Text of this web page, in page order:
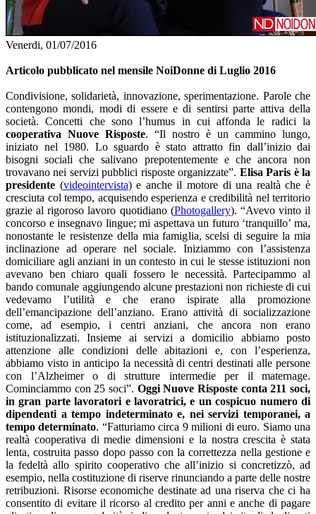
Venerdi, 01/07/2016
Articolo pubblicato nel mensile NoiDonne di Luglio 2016
Condivisione, solidarietà, innovazione, sperimentazione. Parole che
contengono mondi, modi di essere e di sentirsi parte attiva della
società. Concetti che sono l’humus in cui affonda le radici la
cooperativa Nuove Risposte. “Il nostro è un cammino lungo,
iniziato nel 1980. Lo sguardo è stato attratto fin dall’inizio dai
bisogni sociali che salivano prepotentemente e che ancora non
trovavano nei servizi pubblici risposte organizzate”. Elisa Paris è la
presidente (videointervista) e anche il motore di una realtà che è
cresciuta col tempo, acquisendo esperienza e credibilità nel territorio
grazie al rigoroso lavoro quotidiano (Photogallery). “Avevo vinto il
concorso e insegnavo lingue; mi aspettava un futuro ‘tranquillo’ ma,
nonostante le resistenze della mia famiglia, scelsi di seguire la mia
inclinazione ad operare nel sociale. Iniziammo con l’assistenza
domiciliare agli anziani in un contesto in cui le stesse istituzioni non
avevano ben chiaro quali fossero le necessità. Partecipammo al
bando comunale aggiungendo alcune prestazioni non richieste di cui
vedevamo l’utilità e che erano ispirate alla promozione
dell’emancipazione dell’anziano. Erano attività di socializzazione
come, ad esempio, i centri anziani, che ancora non erano
istituzionalizzati. Insieme ai servizi a domicilio abbiamo posto
attenzione alle condizioni delle abitazioni e, con l’esperienza,
abbiamo visto in anticipo la necessità di centri destinati alle persone
con l’Alzheimer o di strutture intermedie per il maternage.
Cominciammo con 25 soci”. Oggi Nuove Risposte conta 211 soci,
in gran parte lavoratori e lavoratrici, e un cospicuo numero di
dipendenti a tempo indeterminato e, nei servizi temporanei, a
tempo determinato. “Fatturiamo circa 9 milioni di euro. Siamo una
realtà cooperativa di medie dimensioni e la nostra crescita è stata
lenta, costruita passo dopo passo con la correttezza nella gestione e
la fedeltà allo spirito cooperativo che all’inizio si concretizzò, ad
esempio, nella costituzione di riserve rinunciando a parte delle nostre
retribuzioni. Risorse economiche destinate ad una riserva che ci ha
consentito di evitare il ricorso al credito per anni e anche di pagare